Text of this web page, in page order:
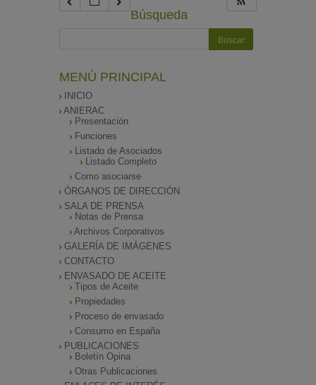
Búsqueda
MENÚ PRINCIPAL
INICIO
ANIERAC
Presentación
Funciones
Listado de Asociados
Listado Completo
Como asociarse
ÓRGANOS DE DIRECCIÓN
SALA DE PRENSA
Notas de Prensa
Archivos Corporativos
GALERÍA DE IMÁGENES
CONTACTO
ENVASADO DE ACEITE
Tipos de Aceite
Propiedades
Proceso de envasado
Consumo en España
PUBLICACIONES
Boletín Opina
Otras Publicaciones